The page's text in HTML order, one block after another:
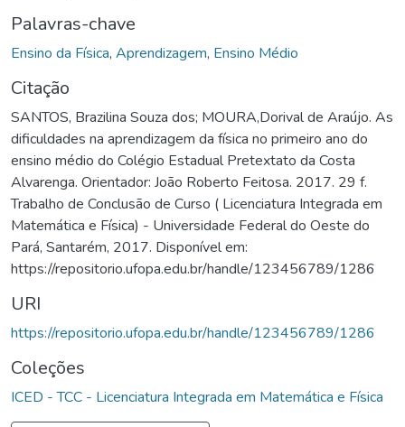
Palavras-chave
Ensino da Física, Aprendizagem, Ensino Médio
Citação
SANTOS, Brazilina Souza dos; MOURA,Dorival de Araújo. As
dificuldades na aprendizagem da física no primeiro ano do
ensino médio do Colégio Estadual Pretextato da Costa
Alvarenga. Orientador: João Roberto Feitosa. 2017. 29 f.
Trabalho de Conclusão de Curso ( Licenciatura Integrada em
Matemática e Física) - Universidade Federal do Oeste do
Pará, Santarém, 2017. Disponível em:
https://repositorio.ufopa.edu.br/handle/123456789/1286
URI
https://repositorio.ufopa.edu.br/handle/123456789/1286
Coleções
ICED - TCC - Licenciatura Integrada em Matemática e Física